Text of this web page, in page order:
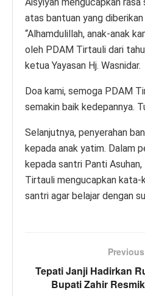
atas bantuan yang
“Alhamdulillah, anak-anak
oleh PDAM Tirtauli dari
ketua Yayasan Hj. Wasnidar.
Doa kami, semoga PDAM
semakin baik kedepannya.
Selanjutnya, penyerahan
kepada anak yatim. Dalam
kepada santri Panti
Tirtauli mengucapkan
santri agar belajar dengan
Tepati Janji Hadirkan
Bupati Zahir